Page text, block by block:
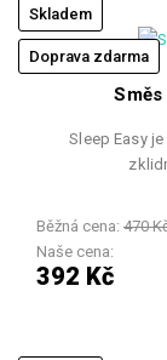
Skladem
Doprava zdarma
Sleep Easy
Běžná cena: 470
Naše cena:
392 Kč